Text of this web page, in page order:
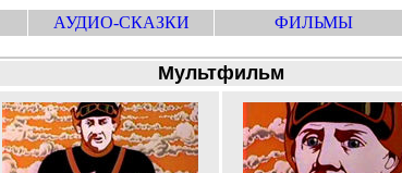
АУДИО-СКАЗКИ ФИЛЬМЫ
Мультфильм